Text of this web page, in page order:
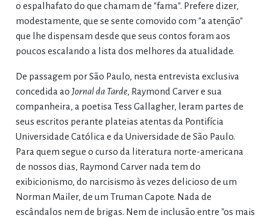
o espalhafato do que chamam de "fama". Prefere dizer,
modestamente, que se sente comovido com "a atenção"
que lhe dispensam desde que seus contos foram aos
poucos escalando a lista dos melhores da atualidade.
De passagem por São Paulo, nesta entrevista exclusiva
concedida ao Jornal da Tarde, Raymond Carver e sua
companheira, a poetisa Tess Gallagher, leram partes de
seus escritos perante plateias atentas da Pontifícia
Universidade Católica e da Universidade de São Paulo.
Para quem segue o curso da literatura norte-americana
de nossos dias, Raymond Carver nada tem do
exibicionismo, do narcisismo às vezes delicioso de um
Norman Mailer, de um Truman Capote. Nada de
escândalos nem de brigas. Nem de inclusão entre "os mais